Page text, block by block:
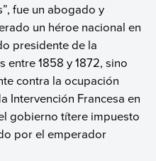
fue un abogado y
un héroe nacional en
presidente de la
entre 1858 y 1872, sino
contra la ocupación
Intervención Francesa en
gobierno títere impuesto
por el emperador